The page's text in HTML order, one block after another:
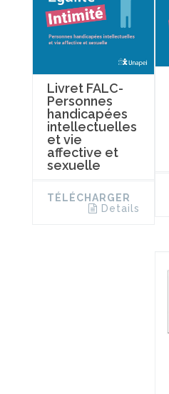
Livret FALC-
Personnes
handicapées
intellectuelles
et vie
affective et
sexuelle
TÉLÉCHARGER
Details